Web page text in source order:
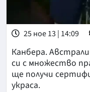
25 ное 13 | 14:09
Канбера.
си с множество
ще получи
украса.